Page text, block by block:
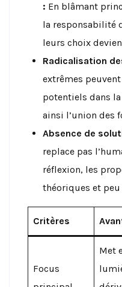
: En blâmant
la responsabilité
leurs choix
Radicalisation
extrêmes
potentiels dans
ainsi l’union des
Absence de
replace pas
réflexion, les
théoriques et peu
Critères
Focus
Met